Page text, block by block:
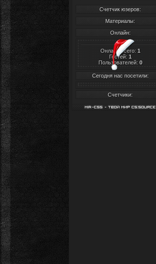
Счетчик юзеров:
Материалы:
Онлайн:
Онлайн всего: 1
Гостей: 1
Пользователей: 0
Сегодня нас посетили:
Счетчики: